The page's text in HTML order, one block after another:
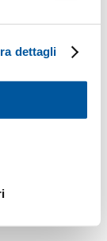
dettagli